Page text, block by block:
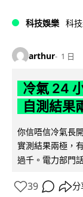
科技娛樂 科
arthur 1 日
冷氣 24
自測結果
你信唔信冷氣長
實測結果兩極，
過千。電力部門
39 分